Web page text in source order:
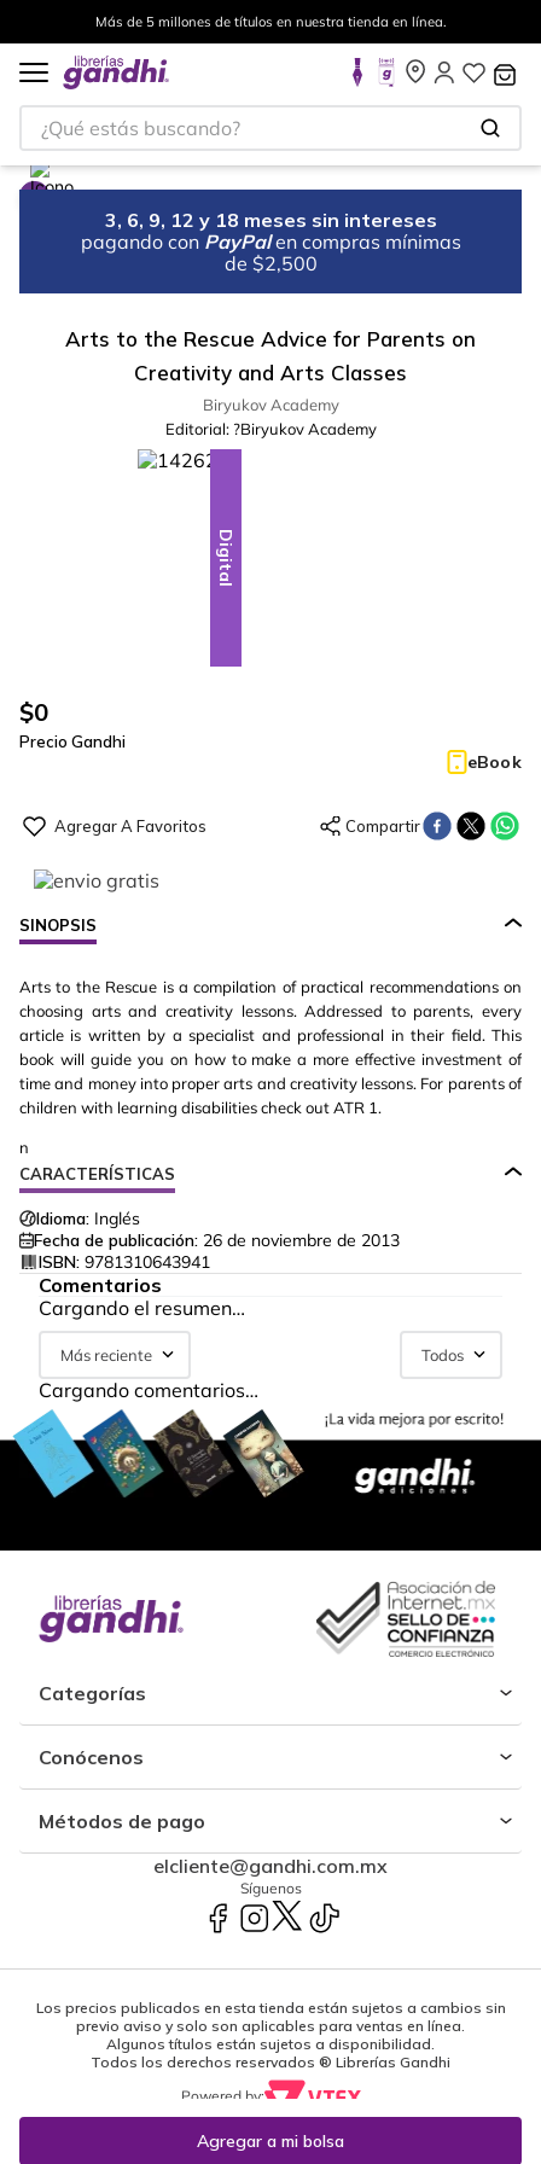
Más de 5 millones de títulos en nuestra tienda en línea.
¿Qué estás buscando?
3, 6, 9, 12 y 18 meses sin intereses
pagando con PayPal en compras mínimas
de $2,500
Arts to the Rescue Advice for Parents on
Creativity and Arts Classes
Biryukov Academy
Editorial: ?Biryukov Academy
Digital
$0
Precio Gandhi
eBook
SINOPSIS
Arts to the Rescue is a compilation of practical recommendations on
choosing arts and creativity lessons. Addressed to parents, every
article is written by a specialist and professional in their field. This
book will guide you on how to make a more effective investment of
time and money into proper arts and creativity lessons. For parents of
children with learning disabilities check out ATR 1.
n
CARACTERÍSTICAS
Idioma: Inglés
Fecha de publicación: 26 de noviembre de 2013
ISBN: 9781310643941
Comentarios
Cargando el resumen…
Más reciente Todos
Cargando comentarios…
Categorías
Conócenos
Métodos de pago
elcliente@gandhi.com.mx
Síguenos
Los precios publicados en esta tienda están sujetos a cambios sin
previo aviso y solo son aplicables para ventas en línea.
Algunos títulos están sujetos a disponibilidad.
Todos los derechos reservados ® Librerías Gandhi
Powered by: